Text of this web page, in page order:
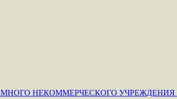
НЕКОММЕРЧЕСКОГО УЧРЕЖДЕНИЯ